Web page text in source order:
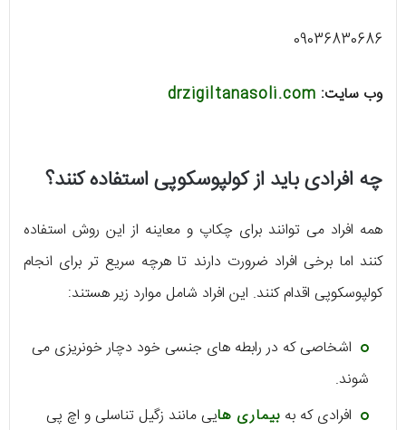
09036830686
وب سایت: drzigiltanasoli.com
چه افرادی باید از کولپوسکوپی استفاده کنند؟
همه افراد می توانند برای چکاپ و معاینه از این روش استفاده
کنند اما برخی افراد ضرورت دارند تا هرچه سریع تر برای انجام
کولپوسکوپی اقدام کنند. این افراد شامل موارد زیر هستند:
اشخاصی که در رابطه های جنسی خود دچار خونریزی می
شوند.
افرادی که به بیماری هایی مانند زگیل تناسلی و اچ پی